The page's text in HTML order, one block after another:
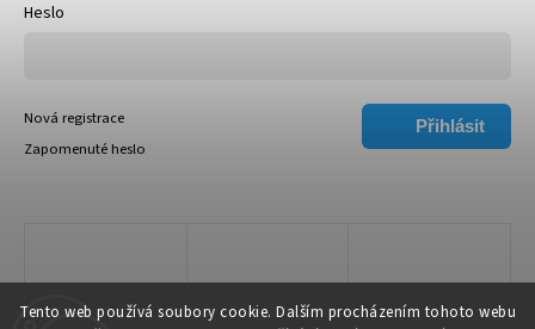
Tento web používá soubory cookie. Dalším procházením tohoto webu
Heslo
Přihlásit
Nová registrace
Zapomenuté heslo